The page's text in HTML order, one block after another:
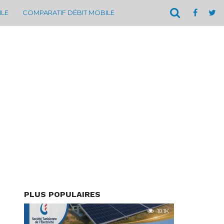
COMPARATIF DÉBIT MOBILE
PLUS POPULAIRES
10.1K